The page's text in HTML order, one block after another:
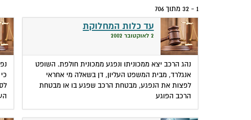
1 - 32 מתוך 706
עד כלות המחלוקת
2 לאוקטובר 2002
נהג הרכב יצא ממכוניתו ונפגע ממכונית חולפת. השופט
אנגלרד, מבית המשפט העליון, דן בשאלה מי אחראי
לפצות את הנפגע, מבטחת הרכב שפגע בו או מבטחת
הרכב הפוגע